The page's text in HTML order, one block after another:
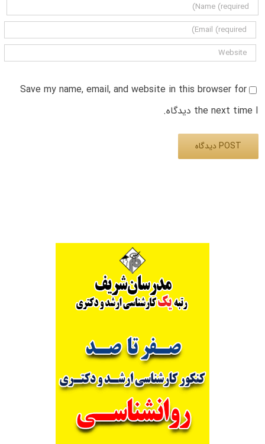
Save my name, email, and website in this browser for
the next time I دیدگاه.